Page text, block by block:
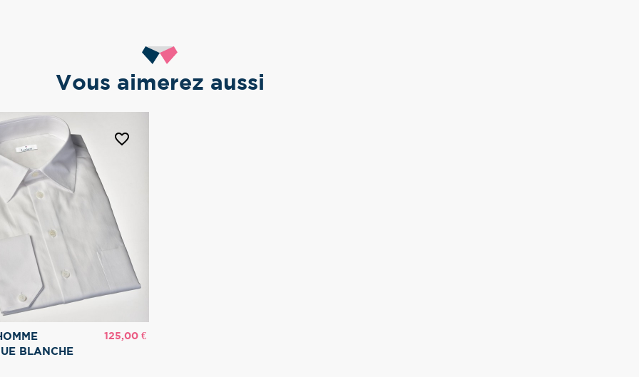
Vous aimerez aussi
BLANCHE
favorite_border
Prix
125,00 €